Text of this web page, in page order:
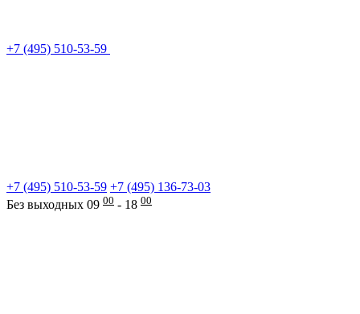
+7 (495) 510-53-59
+7 (495) 510-53-59 +7 (495) 136-73-03
Без выходных 09 00 - 18 00